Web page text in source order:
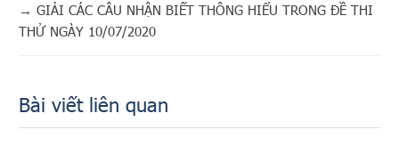
→ GIẢI CÁC CÂU NHẬN BIẾT THÔNG HIỂU TRONG ĐỀ THI
THỬ NGÀY 10/07/2020
Bài viết liên quan